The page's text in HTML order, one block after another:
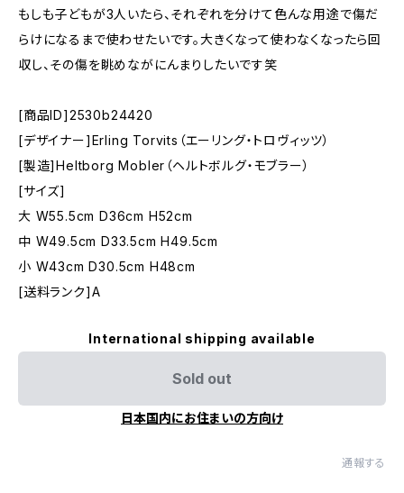
もしも子どもが3人いたら、それぞれを分けて色んな用途で傷だ
らけになるまで使わせたいです。大きくなって使わなくなったら回
収し、その傷を眺めながにんまりしたいです笑
[商品ID]2530b24420
[デザイナー]Erling Torvits（エーリング・トロヴィッツ）
[製造]Heltborg Mobler（ヘルトボルグ・モブラー）
[サイズ]
大 W55.5cm D36cm H52cm
中 W49.5cm D33.5cm H49.5cm
小 W43cm D30.5cm H48cm
[送料ランク]A
International shipping available
Sold out
日本国内にお住まいの方向け
通報する